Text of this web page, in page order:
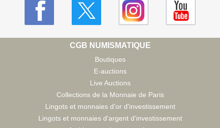
CGB NUMISMATIQUE
Boutiques
E-auctions
Live Auctions
Collections de la Monnaie de Paris
Lingots et monnaies d'or d'investissement
Lingots et monnaies d'argent d'investissement